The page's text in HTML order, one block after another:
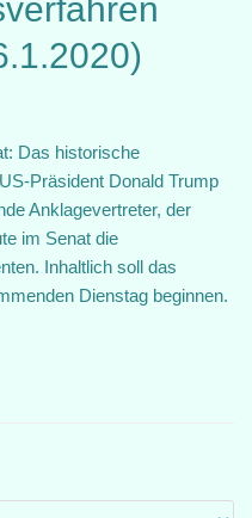
Das historische
Präsident Donald Trump
Anklagevertreter, der
im Senat die
Inhaltlich soll das
Dienstag beginnen.